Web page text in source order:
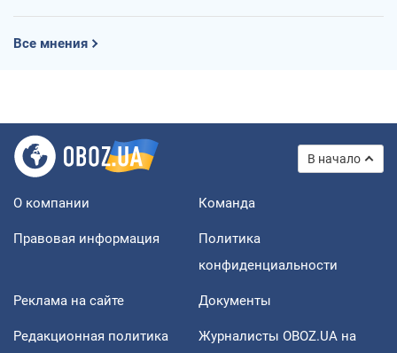
Все мнения
В начало
О компании Команда
Правовая информация
Политика
конфиденциальности
Реклама на сайте Документы
Редакционная политика
Журналисты OBOZ.UA на